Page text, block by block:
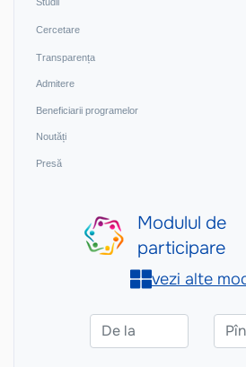
Cercetare
Transparența
Admitere
Beneficiarii programelor
Noutăți
Presă